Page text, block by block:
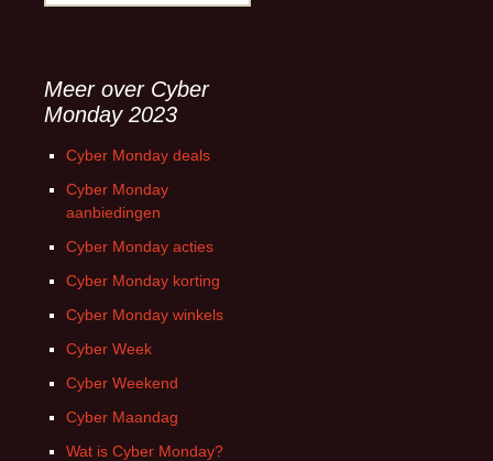
naar:
Meer over Cyber
Monday 2023
Cyber Monday deals
Cyber Monday
aanbiedingen
Cyber Monday acties
Cyber Monday korting
Cyber Monday winkels
Cyber Week
Cyber Weekend
Cyber Maandag
Wat is Cyber Monday?